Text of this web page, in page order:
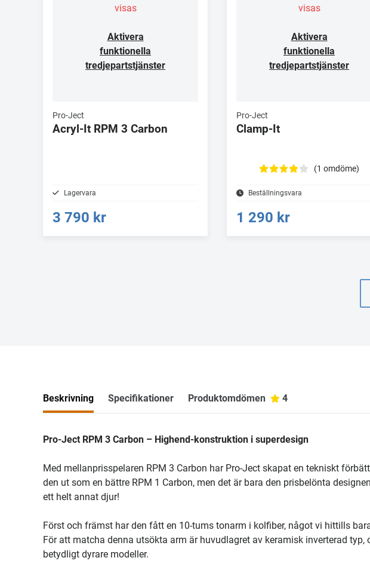
visas
Aktivera
funktionella
tredjepartstjänster
Pro-Ject
Acryl-It RPM 3 Carbon
Lagervara
3 790 kr
visas
Aktivera
funktionella
tredjepartstjänster
Pro-Ject
Clamp-It
(1 omdöme)
Beställningsvara
1 290 kr
Beskrivning Specifikationer Produktomdömen 4
Pro-Ject RPM 3 Carbon – Highend-konstruktion i superdesign
Med mellanprisspelaren RPM 3 Carbon har Pro-Ject skapat en tekniskt
den ut som en bättre RPM 1 Carbon, men det är bara den prisbelönta
ett helt annat djur!
Först och främst har den fått en 10-tums tonarm i kolfiber, något vi hittills
För att matcha denna utsökta arm är huvudlagret av keramisk inverterad
betydligt dyrare modeller.